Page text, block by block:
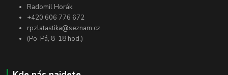
Radomil Horák
+420 606 776 672
rpzlatastika@seznam.cz
(Po-Pá, 8-18 hod.)